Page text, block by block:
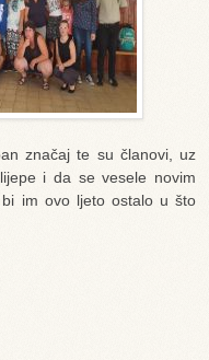
značaj te su članovi, uz
i da se vesele novim
im ovo ljeto ostalo u što